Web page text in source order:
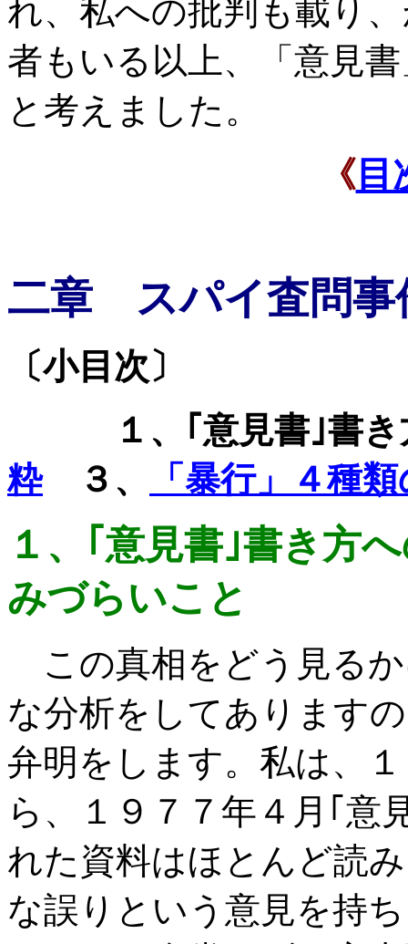
れ、私への批判も載り
者もいる以上、「意見
と考えました。
《 目
二章 スパイ査問事
〔小目次〕
１、｢意見書｣書き
粋３、 「暴行」４種
１、｢意見書｣書き方
みづらいこと
この真相をどう見る
な分析をしてあります
弁明をします。私は、
ら、１９７７年４月｢意
れた資料はほとんど読
な誤りという意見を持